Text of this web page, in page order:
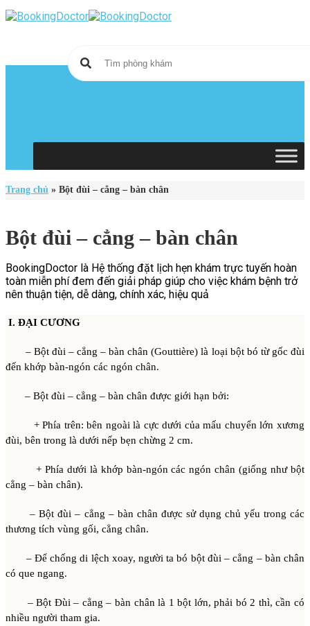
Skip
to
Trang chủ » Bột đùi – cẳng – bàn chân
Bột đùi – cẳng – bàn chân
BookingDoctor là Hệ thống đặt lịch hẹn khám trực tuyến hoàn
toàn miễn phí đem đến giải pháp giúp cho việc khám bệnh trở
nên thuận tiện, dễ dàng, chính xác, hiệu quả
I. ĐẠI CƯƠNG
– Bột đùi – cẳng – bàn chân (Gouttière) là loại bột bó từ gốc đùi
đến khớp bàn-ngón các ngón chân.
– Bột đùi – cẳng – bàn chân được giới hạn bởi:
+ Phía trên: bên ngoài là cực dưới của mấu chuyển lớn xương
đùi, bên trong là dưới nếp bẹn chừng 2 cm.
+ Phía dưới là khớp bàn-ngón các ngón chân (giống như bột
cẳng – bàn chân).
– Bột đùi – cẳng – bàn chân được sử dụng chủ yếu trong các
thương tích vùng gối, cẳng chân.
– Để chống di lệch xoay, người ta bó bột đùi – cẳng – bàn chân
có que ngang.
– Bột Đùi – cẳng – bàn chân là 1 bột lớn, phải bó 2 thì, cần có
nhiều người tham gia.